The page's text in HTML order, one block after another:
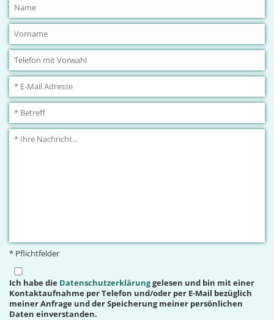
* Pflichtfelder
Ich habe die Datenschutzerklärunggelesen und bin mit einer
Kontaktaufnahme per Telefon und/oder per E-Mail bezüglich
meiner Anfrage und der Speicherung meiner persönlichen
Daten einverstanden.